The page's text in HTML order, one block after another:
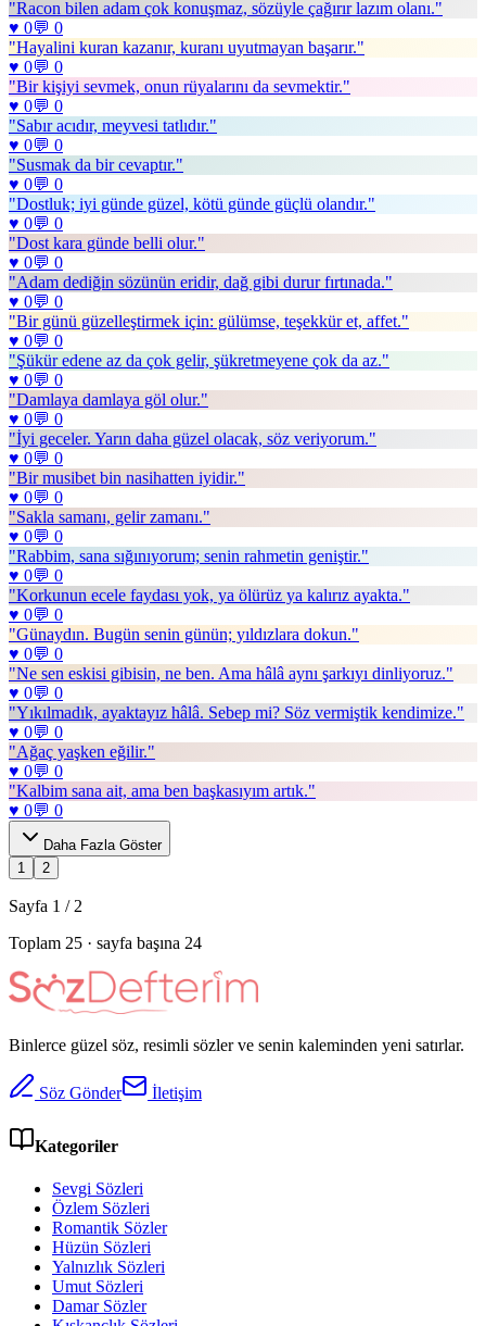
"Racon bilen adam çok konuşmaz, sözüyle çağırır lazım olanı."
♥ 0💬 0
"Hayalini kuran kazanır, kuranı uyutmayan başarır."
♥ 0💬 0
"Bir kişiyi sevmek, onun rüyalarını da sevmektir."
♥ 0💬 0
"Sabır acıdır, meyvesi tatlıdır."
♥ 0💬 0
"Susmak da bir cevaptır."
♥ 0💬 0
"Dostluk; iyi günde güzel, kötü günde güçlü olandır."
♥ 0💬 0
"Dost kara günde belli olur."
♥ 0💬 0
"Adam dediğin sözünün eridir, dağ gibi durur fırtınada."
♥ 0💬 0
"Bir günü güzelleştirmek için: gülümse, teşekkür et, affet."
♥ 0💬 0
"Şükür edene az da çok gelir, şükretmeyene çok da az."
♥ 0💬 0
"Damlaya damlaya göl olur."
♥ 0💬 0
"İyi geceler. Yarın daha güzel olacak, söz veriyorum."
♥ 0💬 0
"Bir musibet bin nasihatten iyidir."
♥ 0💬 0
"Sakla samanı, gelir zamanı."
♥ 0💬 0
"Rabbim, sana sığınıyorum; senin rahmetin geniştir."
♥ 0💬 0
"Korkunun ecele faydası yok, ya ölürüz ya kalırız ayakta."
♥ 0💬 0
"Günaydın. Bugün senin günün; yıldızlara dokun."
♥ 0💬 0
"Ne sen eskisi gibisin, ne ben. Ama hâlâ aynı şarkıyı dinliyoruz."
♥ 0💬 0
"Yıkılmadık, ayaktayız hâlâ. Sebep mi? Söz vermiştik kendimize."
♥ 0💬 0
"Ağaç yaşken eğilir."
♥ 0💬 0
"Kalbim sana ait, ama ben başkasıyım artık."
♥ 0💬 0
Daha Fazla Göster
1
2
Sayfa 1 / 2
Toplam 25 · sayfa başına 24
Binlerce güzel söz, resimli sözler ve senin kaleminden yeni satırlar.
Söz Gönder İletişim
Kategoriler
Sevgi Sözleri
Özlem Sözleri
Romantik Sözler
Hüzün Sözleri
Yalnızlık Sözleri
Umut Sözleri
Damar Sözler